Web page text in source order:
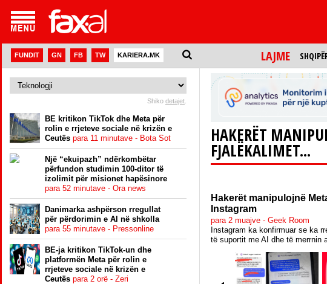
FUNDIT GN FB TW KARIERA.MK LAJME
Shiko detajet
BE kritikon TikTok dhe Meta për
rolin e rrjeteve sociale në krizën e
Ceutës para 11 minutave - Bota Sot
Një “ekuipazh” ndërkombëtar
përfundon studimin 100-ditor të
izolimit për misionet hapësinore
para 52 minutave - Ora news
Danimarka ashpërson rregullat
për përdorimin e Al në shkolla
para 55 minutave - Pressonline
BE-ja kritikon TikTok-un dhe
platformën Meta për rolin e
rrjeteve sociale në krizën e
Ceutës para 2 orë - Zeri
HAKERËT
FJALËKALIMET...
Hakerët manipulojnë
Instagram
para 2 muajve - Geek Room
Instagram ka konfirmuar se ka
të suportit me AI dhe të merrnin